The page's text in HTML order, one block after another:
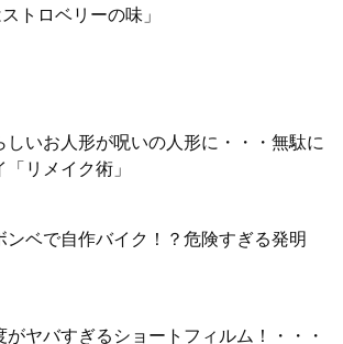
トロベリーの味」
しいお人形が呪いの人形に・・・無駄に
「リメイク術」
ンベで自作バイク！？危険すぎる発明
がヤバすぎるショートフィルム！・・・